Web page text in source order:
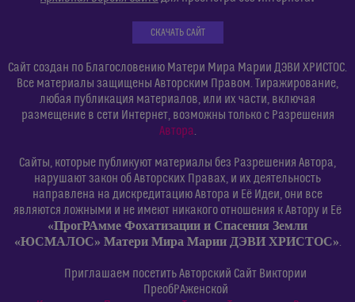
СКАЧАТЬ САЙТ
Сайт создан по Благословению Матери Мира Марии ДЭВИ ХРИСТОС.
Все материалы защищены Авторским Правом. Тиражирование,
любая публикация материалов, или их части, включая
размещение в сети Интернет, возможны только с Разрешения
Автора.
Сайты, которые публикуют материалы без Разрешения Автора,
нарушают закон об Авторских Правах, и их деятельность
направлена на дискредитацию Автора и Её Идеи, они все
являются ложными и не имеют никакого отношения к Автору и Её
«ПрогРАмме Фохатизации и Спасения Земли
«ЮСМАЛОС» Матери Мира Марии ДЭВИ ХРИСТОС».
Приглашаем посетить Авторский Сайт Виктории
ПреобРАженской